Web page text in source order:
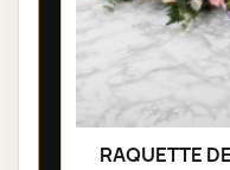
RAQUETTE